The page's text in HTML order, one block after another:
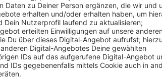
soll die Arbeit ruhen und denjenigen
oder berufsunfähig geworden sind, so die
in diesem Jahr unter dem Motto: „Die
Unversehrtheit bei der Arbeit für alle und